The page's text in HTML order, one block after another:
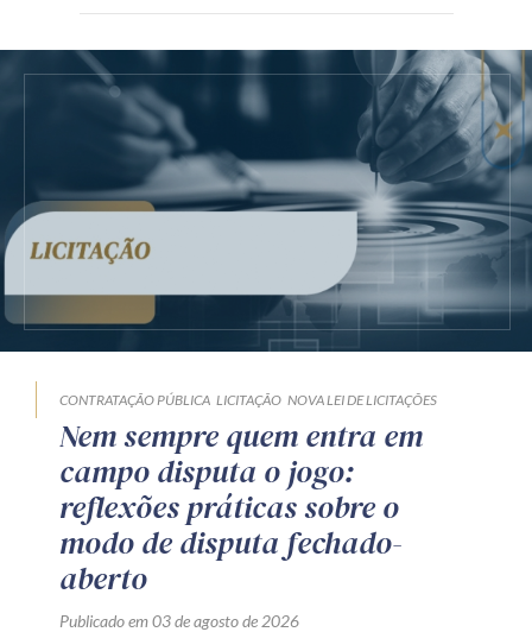
CONTRATAÇÃO PÚBLICA LICITAÇÃO NOVA LEI DE LICITAÇÕES
Nem sempre quem entra em
campo disputa o jogo:
reflexões práticas sobre o
modo de disputa fechado-
aberto
Publicado em 03 de agosto de 2026